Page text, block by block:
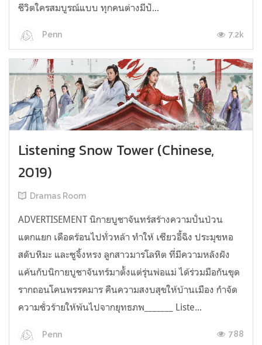
ชีวิตใครสมบูรณ์แบบ ทุกคนต่างมีปั...
Penn 7.2k
Listening Snow Tower (Chinese,
2019)
Dramas Room
ADVERTISEMENT นิกายบูชาจันทร์สร้างความปั่นป่วน
แตกแยก เดือดร้อนไปทั่วหล้า ทำให้ เซียวอี้ฉิง ประมุขหอ
สดับหิมะ และซูจิ้งหรง ลูกสาวมารโลหิต ที่มีความหลังฝัง
แค้นกับนิกายบูชาจันทร์มาตั้งแต่รุ่นพ่อแม่ ได้ร่วมมือกันขุด
รากถอนโคนพรรคมาร คืนความสงบสุขให้บ้านเมือง กำจัด
ความชั่วร้ายให้พ้นไปจากยุทธภพ_______ Liste...
Penn 788